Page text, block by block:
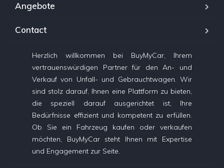
Angebote
Contact
Herzlich willkommen bei BuyMyCar, Ihrem
vertrauenswürdigen Partner für den An- und
Verkauf von Unfall- und Gebrauchtwagen. Wir
sind stolz darauf, Ihnen eine Plattform zu bieten,
die speziell darauf ausgerichtet ist, Ihre
Bedürfnisse effizient und kompetent zu erfüllen.
Ob Sie ein Fahrzeug kaufen oder verkaufen
möchten, BuyMyCar steht Ihnen mit Expertise
und Engagement zur Seite.